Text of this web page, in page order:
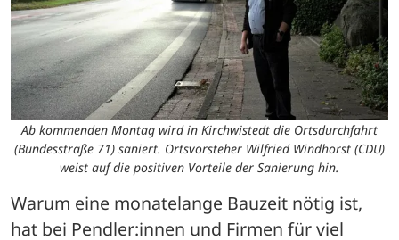
Ab kommenden Montag wird in Kirchwistedt die Ortsdurchfahrt
(Bundesstraße 71) saniert. Ortsvorsteher Wilfried Windhorst (CDU)
weist auf die positiven Vorteile der Sanierung hin.
Warum eine monatelange Bauzeit nötig ist,
hat bei Pendler:innen und Firmen für viel